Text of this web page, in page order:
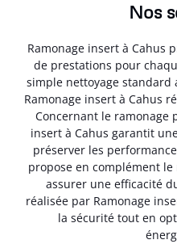
Nos
Ramonage insert à Cahus
de prestations pour
simple nettoyage
Ramonage insert à Cahus
Concernant le ramonage
insert à Cahus garantit
préserver les
propose en complément
assurer une efficacité
réalisée par Ramonage
la sécurité tout en